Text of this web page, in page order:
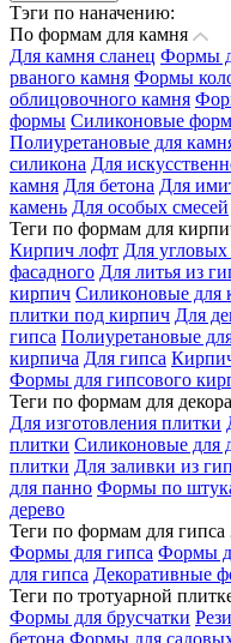
Тэги по наначению:
По формам для камня
Для камня сланец Формы
рваного камня Формы
облицовочного камня
формы Силиконовые
Полиуретановые для
силикона Для
камня Для бетона Для
камень Для особых смесей
Теги по формам для
Кирпич лофт Для угловых
фасадного Для литья из
кирпич Силиконовые для
плитки под кирпич Для
гипса Полиуретановые
кирпича Для гипса
Формы для гипсового
Теги по формам для декора
Для изготовления плитки
плитки Силиконовые для
плитки Для заливки из
для панно Формы по
дерево
Теги по формам для гипса
Формы для гипса Формы
для гипса Декоративные
Теги по тротуарной
Формы для брусчатки
бетона Формы для